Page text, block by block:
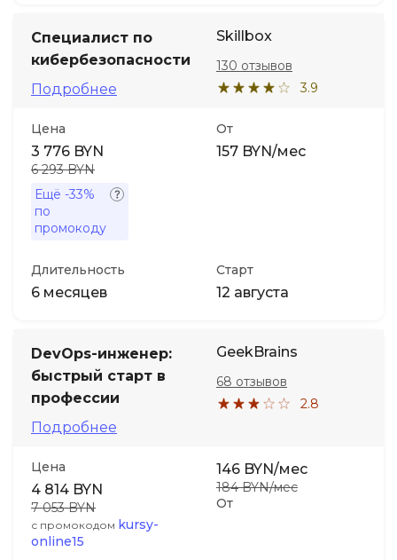
Специалист по
кибербезопас­ности
Подробнее
Skillbox
3.9
130 отзывов
Цена
3 776 BYN
6 293 BYN
Ещё -33%
по
промокоду
От
157 BYN/мес
Длительность
6 месяцев
Старт
12 августа
DevOps-инженер:
быстрый старт в
профессии
Подробнее
GeekBrains
2.8
68 отзывов
Цена
4 814 BYN
7 053 BYN
с промокодом kursy-
online15
От
146 BYN/мес
184 BYN/мес